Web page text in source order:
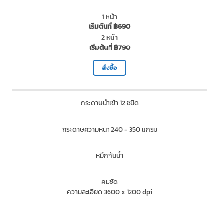
1 หน้า
เริ่มต้นที่ ฿690
2 หน้า
เริ่มต้นที่ ฿790
สั่งซื้อ
กระดาษนำเข้า 12 ชนิด
กระดาษความหนา 240 - 350 แกรม
หมึกกันน้ำ
คมชัด
ความละเอียด 3600 x 1200 dpi